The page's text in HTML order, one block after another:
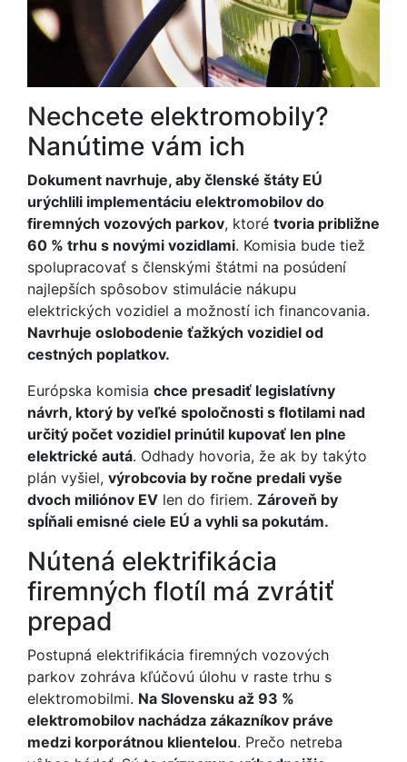
Nechcete elektromobily?
Nanútime vám ich
Dokument navrhuje, aby členské štáty EÚ
urýchlili implementáciu elektromobilov do
firemných vozových parkov, ktoré tvoria približne
60 % trhu s novými vozidlami. Komisia bude tiež
spolupracovať s členskými štátmi na posúdení
najlepších spôsobov stimulácie nákupu
elektrických vozidiel a možností ich financovania.
Navrhuje oslobodenie ťažkých vozidiel od
cestných poplatkov.
Európska komisia chce presadiť legislatívny
návrh, ktorý by veľké spoločnosti s flotilami nad
určitý počet vozidiel prinútil kupovať len plne
elektrické autá. Odhady hovoria, že ak by takýto
plán vyšiel, výrobcovia by ročne predali vyše
dvoch miliónov EV len do firiem. Zároveň by
spĺňali emisné ciele EÚ a vyhli sa pokutám.
Nútená elektrifikácia
firemných flotíl má zvrátiť
prepad
Postupná elektrifikácia firemných vozových
parkov zohráva kľúčovú úlohu v raste trhu s
elektromobilmi. Na Slovensku až 93 %
elektromobilov nachádza zákazníkov práve
medzi korporátnou klientelou. Prečo netreba